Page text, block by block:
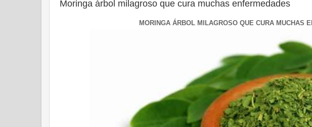
Moringa árbol milagroso que cura muchas enfermedades
MORINGA ÁRBOL MILAGROSO QUE CURA MUCHAS